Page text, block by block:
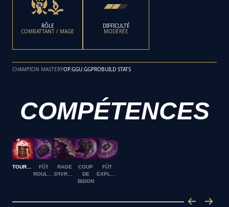
RÔLE
COMBATTANT / MAGE
DIFFICULTÉ
MODÉRÉE
CHAMPION MASTERYOP.GGU.GGPROBUILD STATS
COMPÉTENCES
FÛT
RAGE
COUP
DE
BIDON
FÛT